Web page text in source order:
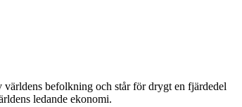
befolkning och står för drygt en fjärdedel
ledande ekonomi.